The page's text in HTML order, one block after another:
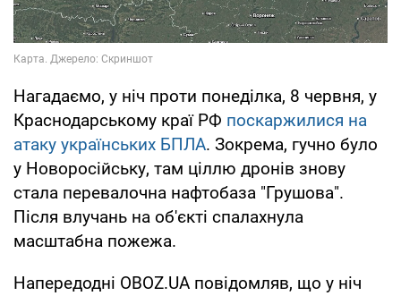
Нагадаємо, у ніч проти понеділка, 8 червня, у
Краснодарському краї РФ поскаржилися на
атаку українських БПЛА. Зокрема, гучно було
у Новоросійську, там ціллю дронів знову
стала перевалочна нафтобаза "Грушова".
Після влучань на об'єкті спалахнула
масштабна пожежа.
Напередодні OBOZ.UA повідомляв, що у ніч